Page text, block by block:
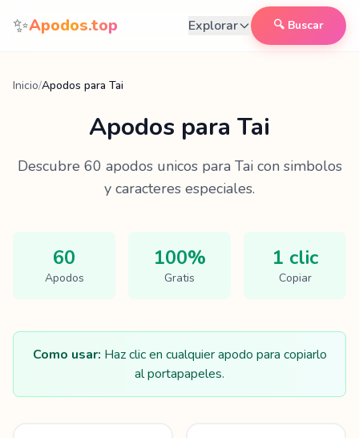
Saltar al contenido
✨Apodos.top Explorar 🔍 Buscar
Inicio/Apodos para Tai
Apodos para Tai
Descubre 60 apodos unicos para Taicon simbolos
y caracteres especiales.
60
Apodos
100%
Gratis
1 clic
Copiar
Como usar: Haz clic en cualquier apodo para copiarlo
al portapapeles.